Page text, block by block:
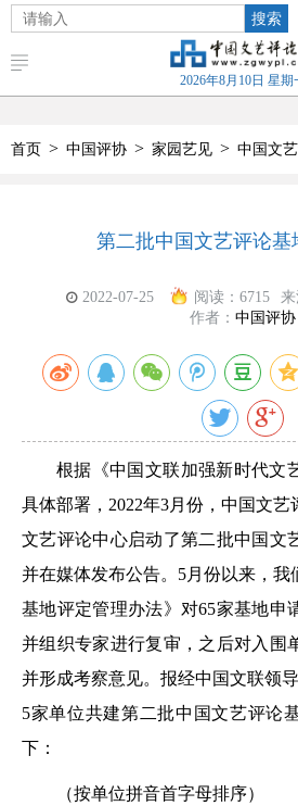
搜索
2026年8月10日 星期
首页 > 中国评协 > 家园艺见 > 中国文
第二批中国文艺评论基
2022-07-25 阅读： 6715 来
作者： 中国评协
根据《中国文联加强新时代文
具体部署，2022年3月份，中国文
文艺评论中心启动了第二批中国文
并在媒体发布公告。5月份以来，我
基地评定管理办法》对65家基地申
并组织专家进行复审，之后对入围
并形成考察意见。报经中国文联领
5家单位共建第二批中国文艺评论
下：
（按单位拼音首字母排序）